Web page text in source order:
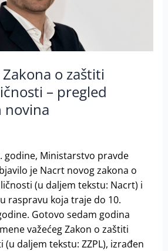
o zaštiti
– pregled
novina
godine, Ministarstvo pravde
je Nacrt novog zakona o
(u daljem tekstu: Nacrt) i
raspravu koja traje do 10.
Gotovo sedam godina
važećeg Zakon o zaštiti
daljem tekstu: ZZPL), izrađen